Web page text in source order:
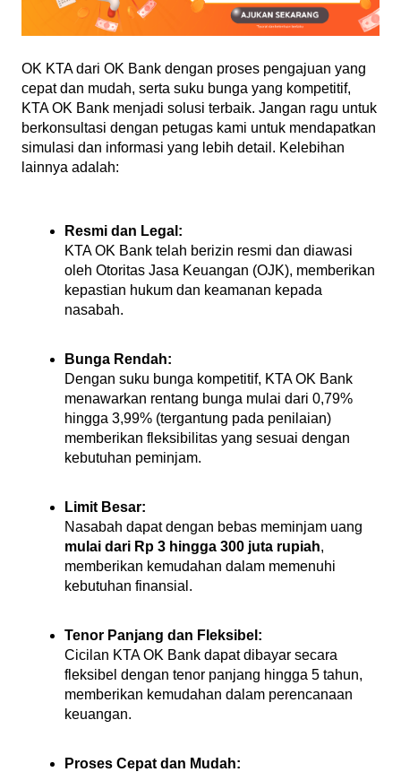
OK KTA dari OK Bank dengan proses pengajuan yang
cepat dan mudah, serta suku bunga yang kompetitif,
KTA OK Bank menjadi solusi terbaik. Jangan ragu untuk
berkonsultasi dengan petugas kami untuk mendapatkan
simulasi dan informasi yang lebih detail. Kelebihan
lainnya adalah:
Resmi dan Legal:
KTA OK Bank telah berizin resmi dan diawasi
oleh Otoritas Jasa Keuangan (OJK), memberikan
kepastian hukum dan keamanan kepada
nasabah.
Bunga Rendah:
Dengan suku bunga kompetitif, KTA OK Bank
menawarkan rentang bunga mulai dari 0,79%
hingga 3,99% (tergantung pada penilaian)
memberikan fleksibilitas yang sesuai dengan
kebutuhan peminjam.
Limit Besar:
Nasabah dapat dengan bebas meminjam uang
mulai dari Rp 3 hingga 300 juta rupiah,
memberikan kemudahan dalam memenuhi
kebutuhan finansial.
Tenor Panjang dan Fleksibel:
Cicilan KTA OK Bank dapat dibayar secara
fleksibel dengan tenor panjang hingga 5 tahun,
memberikan kemudahan dalam perencanaan
keuangan.
Proses Cepat dan Mudah: